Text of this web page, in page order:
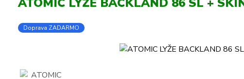
Doprava ZADARMO